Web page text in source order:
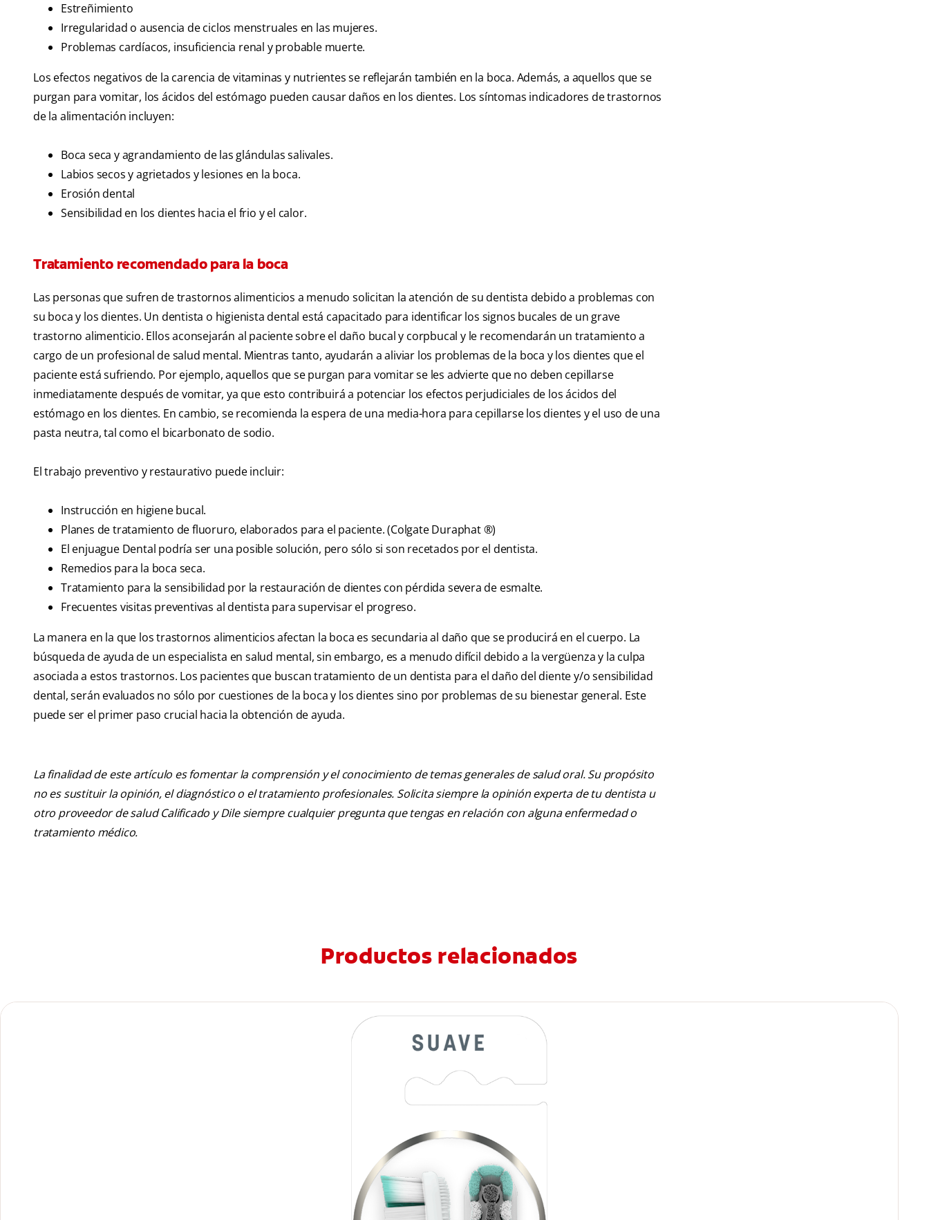
Estreñimiento
Irregularidad o ausencia de ciclos menstruales en las mujeres.
Problemas cardíacos, insuficiencia renal y probable muerte.
Los efectos negativos de la carencia de vitaminas y nutrientes se reflejarán también en la boca. Además, a aquellos que se
purgan para vomitar, los ácidos del estómago pueden causar daños en los dientes. Los síntomas indicadores de trastornos
de la alimentación incluyen:
Boca seca y agrandamiento de las glándulas salivales.
Labios secos y agrietados y lesiones en la boca.
Erosión dental
Sensibilidad en los dientes hacia el frio y el calor.
Tratamiento recomendado para la boca
Las personas que sufren de trastornos alimenticios a menudo solicitan la atención de su dentista debido a problemas con
su boca y los dientes. Un dentista o higienista dental está capacitado para identificar los signos bucales de un grave
trastorno alimenticio. Ellos aconsejarán al paciente sobre el daño bucal y corpbucal y le recomendarán un tratamiento a
cargo de un profesional de salud mental. Mientras tanto, ayudarán a aliviar los problemas de la boca y los dientes que el
paciente está sufriendo. Por ejemplo, aquellos que se purgan para vomitar se les advierte que no deben cepillarse
inmediatamente después de vomitar, ya que esto contribuirá a potenciar los efectos perjudiciales de los ácidos del
estómago en los dientes. En cambio, se recomienda la espera de una media-hora para cepillarse los dientes y el uso de una
pasta neutra, tal como el bicarbonato de sodio.
El trabajo preventivo y restaurativo puede incluir:
Instrucción en higiene bucal.
Planes de tratamiento de fluoruro, elaborados para el paciente. (Colgate Duraphat ®)
El enjuague Dental podría ser una posible solución, pero sólo si son recetados por el dentista.
Remedios para la boca seca.
Tratamiento para la sensibilidad por la restauración de dientes con pérdida severa de esmalte.
Frecuentes visitas preventivas al dentista para supervisar el progreso.
La manera en la que los trastornos alimenticios afectan la boca es secundaria al daño que se producirá en el cuerpo. La
búsqueda de ayuda de un especialista en salud mental, sin embargo, es a menudo difícil debido a la vergüenza y la culpa
asociada a estos trastornos. Los pacientes que buscan tratamiento de un dentista para el daño del diente y/o sensibilidad
dental, serán evaluados no sólo por cuestiones de la boca y los dientes sino por problemas de su bienestar general. Este
puede ser el primer paso crucial hacia la obtención de ayuda.
La finalidad de este artículo es fomentar la comprensión y el conocimiento de temas generales de salud oral. Su propósito
no es sustituir la opinión, el diagnóstico o el tratamiento profesionales. Solicita siempre la opinión experta de tu dentista u
otro proveedor de salud Calificado y Dile siempre cualquier pregunta que tengas en relación con alguna enfermedad o
tratamiento médico.
Productos relacionados